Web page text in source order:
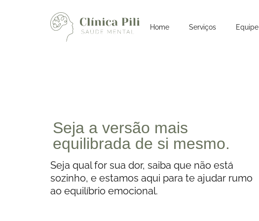
Home Serviços Equipe
Seja a versão mais
equilibrada de si mesmo.
Seja qual for sua dor, saiba que não está
sozinho, e estamos aqui para te ajudar rumo
ao equilíbrio emocional.